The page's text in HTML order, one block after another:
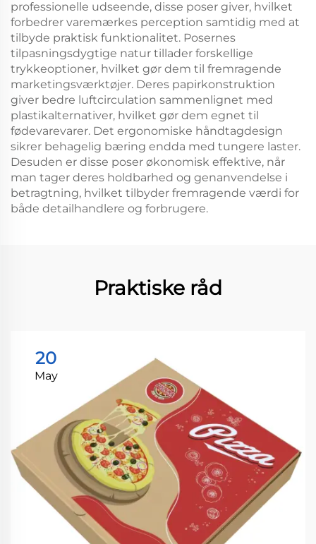
professionelle udseende, disse poser giver, hvilket
forbedrer varemærkes perception samtidig med at
tilbyde praktisk funktionalitet. Posernes
tilpasningsdygtige natur tillader forskellige
trykkeoptioner, hvilket gør dem til fremragende
marketingsværktøjer. Deres papirkonstruktion
giver bedre luftcirculation sammenlignet med
plastikalternativer, hvilket gør dem egnet til
fødevarevarer. Det ergonomiske håndtagdesign
sikrer behagelig bæring endda med tungere laster.
Desuden er disse poser økonomisk effektive, når
man tager deres holdbarhed og genanvendelse i
betragtning, hvilket tilbyder fremragende værdi for
både detailhandlere og forbrugere.
Praktiske råd
20
May